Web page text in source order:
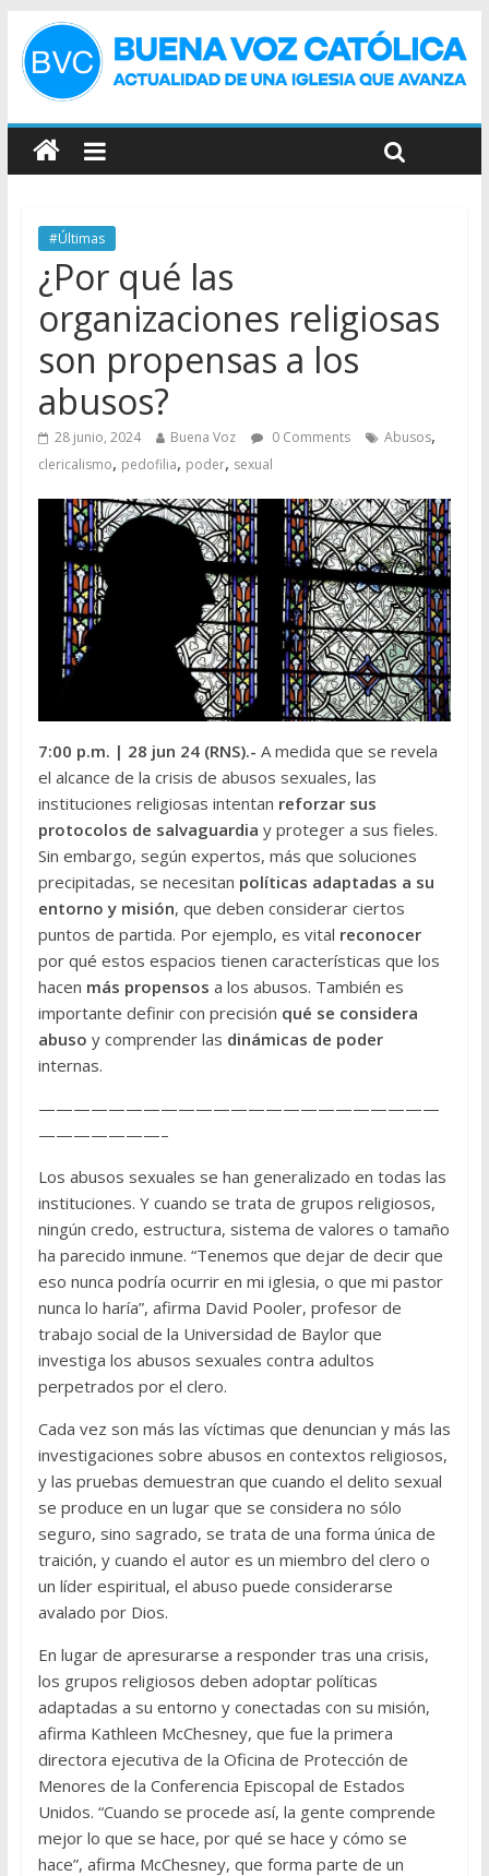
#Últimas
¿Por qué las
organizaciones religiosas
son propensas a los
abusos?
28 junio, 2024 Buena Voz 0 Comments Abusos,
clericalismo, pedofilia, poder, sexual
7:00 p.m. | 28 jun 24 (RNS).- A medida que se revela
el alcance de la crisis de abusos sexuales, las
instituciones religiosas intentan reforzar sus
protocolos de salvaguardia y proteger a sus fieles.
Sin embargo, según expertos, más que soluciones
precipitadas, se necesitan políticas adaptadas a su
entorno y misión, que deben considerar ciertos
puntos de partida. Por ejemplo, es vital reconocer
por qué estos espacios tienen características que los
hacen más propensos a los abusos. También es
importante definir con precisión qué se considera
abuso y comprender las dinámicas de poder
internas.
———————————————————————
———————–
Los abusos sexuales se han generalizado en todas las
instituciones. Y cuando se trata de grupos religiosos,
ningún credo, estructura, sistema de valores o tamaño
ha parecido inmune. “Tenemos que dejar de decir que
eso nunca podría ocurrir en mi iglesia, o que mi pastor
nunca lo haría”, afirma David Pooler, profesor de
trabajo social de la Universidad de Baylor que
investiga los abusos sexuales contra adultos
perpetrados por el clero.
Cada vez son más las víctimas que denuncian y más las
investigaciones sobre abusos en contextos religiosos,
y las pruebas demuestran que cuando el delito sexual
se produce en un lugar que se considera no sólo
seguro, sino sagrado, se trata de una forma única de
traición, y cuando el autor es un miembro del clero o
un líder espiritual, el abuso puede considerarse
avalado por Dios.
En lugar de apresurarse a responder tras una crisis,
los grupos religiosos deben adoptar políticas
adaptadas a su entorno y conectadas con su misión,
afirma Kathleen McChesney, que fue la primera
directora ejecutiva de la Oficina de Protección de
Menores de la Conferencia Episcopal de Estados
Unidos. “Cuando se procede así, la gente comprende
mejor lo que se hace, por qué se hace y cómo se
hace”, afirma McChesney, que forma parte de un